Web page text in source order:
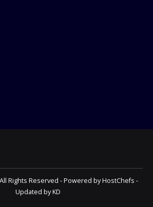
Rights Reserved - Powered by HostChefs -
Updated by KD